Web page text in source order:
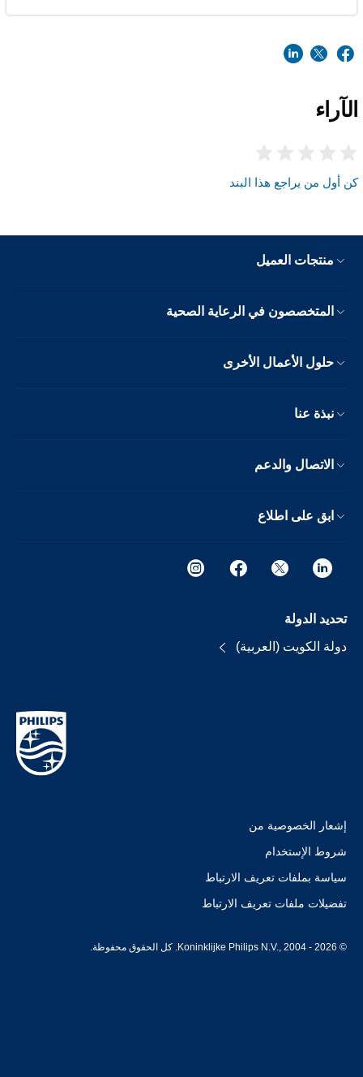
الآراء
كن أول من يراجع هذا البند
منتجات العميل
المتخصصون في الرعاية الصحية
حلول الأعمال الأخرى
نبذة عنا
الاتصال والدعم
ابق على اطلاع
تحديد الدولة
دولة الكويت (العربية)
إشعار الخصوصية من
شروط الإستخدام
سياسة بملفات تعريف الارتباط
تفضيلات ملفات تعريف الارتباط
© Koninklijke Philips N.V., 2004 - 2026. كل الحقوق محفوظة.